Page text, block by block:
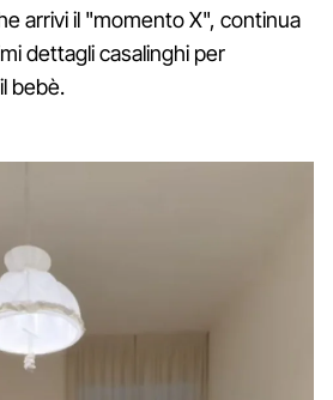
arrivi il "momento X", continua
dettagli casalinghi per
bebè.